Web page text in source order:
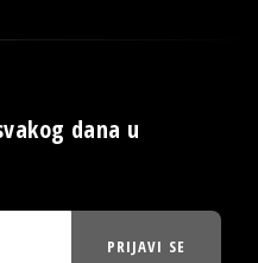
dana u
PRIJAVI SE